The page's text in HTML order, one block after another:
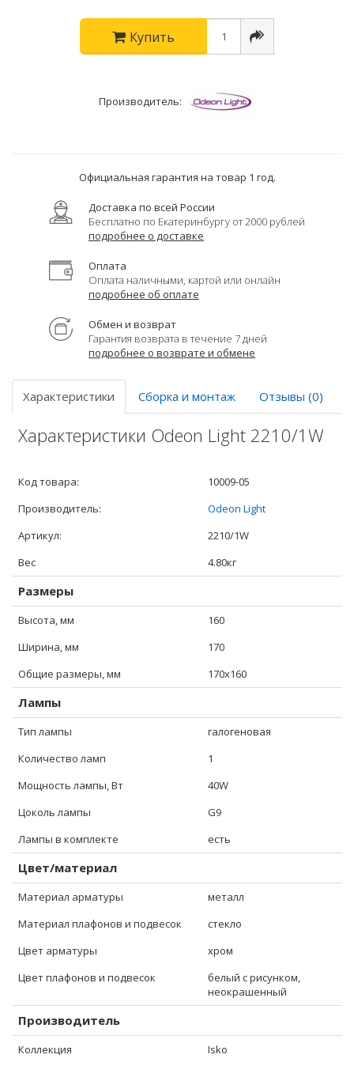
Купить
Производитель:
Официальная гарантия на товар 1 год.
Доставка по всей России
Бесплатно по Екатеринбургу от 2000 рублей
подробнее о доставке
Оплата
Оплата наличными, картой или онлайн
подробнее об оплате
Обмен и возврат
Гарантия возврата в течение 7 дней
подробнее о возврате и обмене
Характеристики Сборка и монтаж Отзывы (0)
Характеристики Odeon Light 2210/1W
Код товара:
10009-05
Производитель:
Odeon Light
Артикул:
2210/1W
Вес
4.80кг
Размеры
Высота, мм
160
Ширина, мм
170
Общие размеры, мм
170x160
Лампы
Тип лампы
галогеновая
Количество ламп
1
Мощность лампы, Вт
40W
Цоколь лампы
G9
Лампы в комплекте
есть
Цвет/материал
Материал арматуры
металл
Материал плафонов и подвесок
стекло
Цвет арматуры
хром
Цвет плафонов и подвесок
белый с рисунком,
неокрашенный
Производитель
Коллекция Isko